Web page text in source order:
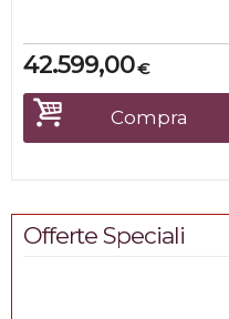
€
42.599,00
Compra
Offerte Speciali